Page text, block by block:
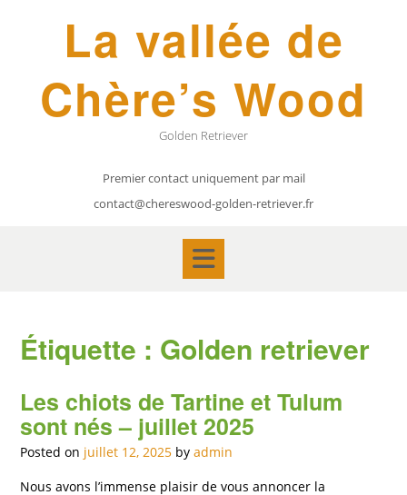
La vallée de
Chère’s Wood
Golden Retriever
Premier contact uniquement par mail
contact@chereswood-golden-retriever.fr
Étiquette : Golden retriever
Les chiots de Tartine et Tulum
sont nés – juillet 2025
Posted on juillet 12, 2025 by admin
Nous avons l’immense plaisir de vous annoncer la